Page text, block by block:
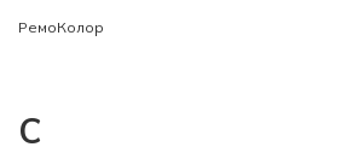
РемоКолор
С